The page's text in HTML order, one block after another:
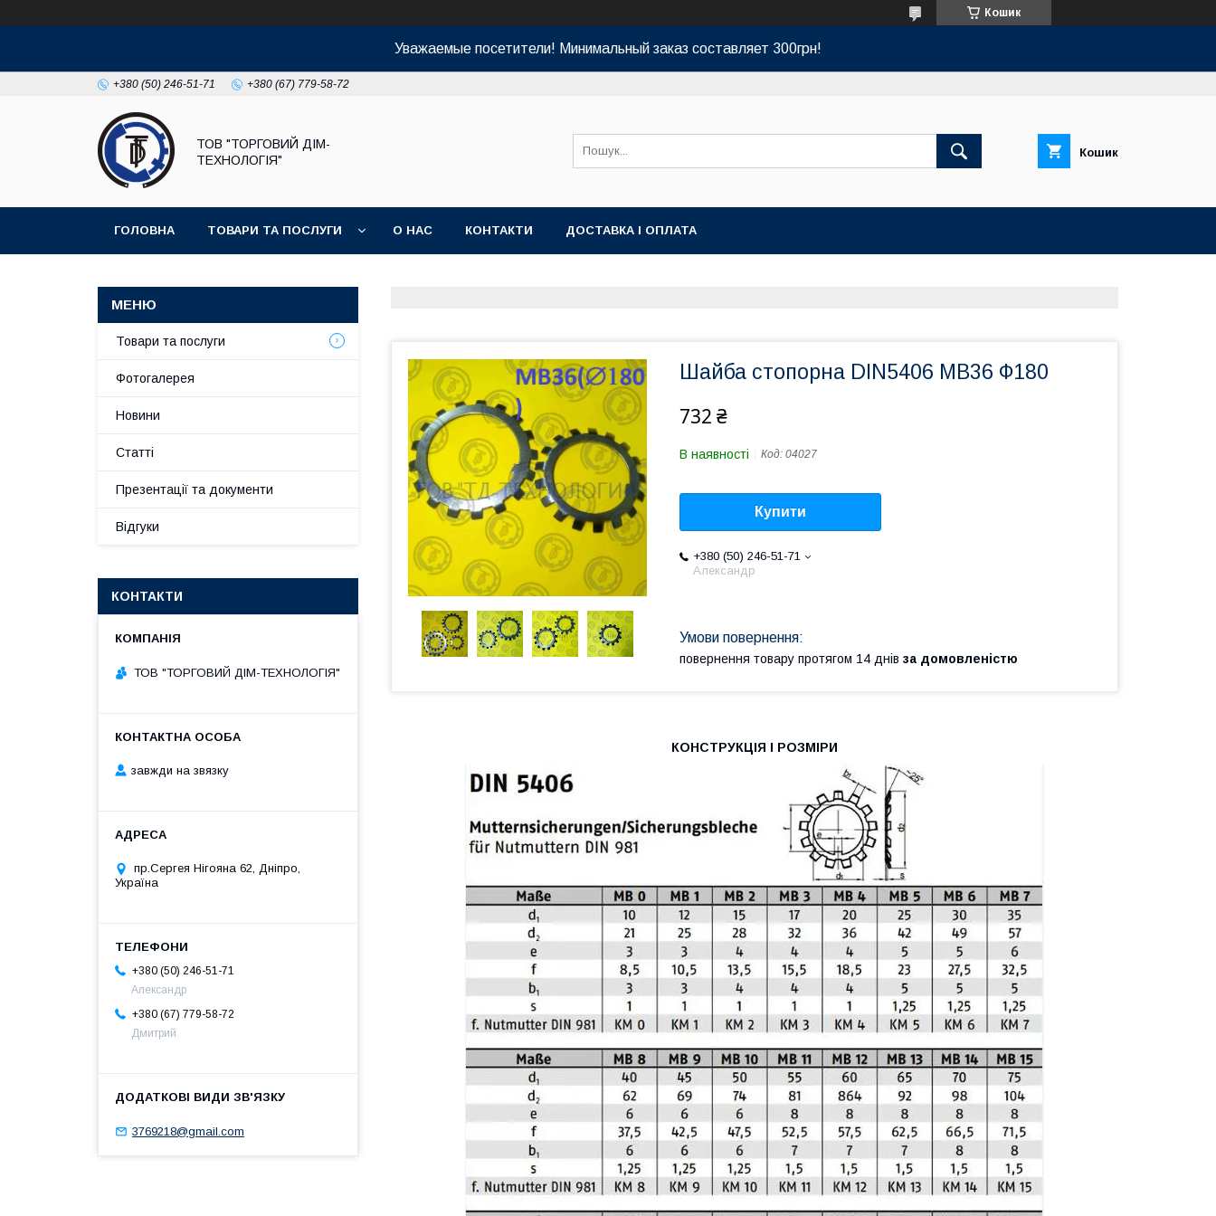
Кошик
Уважаемые посетители! Минимальный заказ составляет 300грн!
+380 (50) 246-51-71 +380 (67) 779-58-72
ТОВ "ТОРГОВИЙ ДІМ-
ТЕХНОЛОГІЯ"
Кошик
ГОЛОВНА ТОВАРИ ТА ПОСЛУГИ О НАС КОНТАКТИ ДОСТАВКА І ОПЛАТА
Шайба стопорна DIN5406 MB36 Ф180
732 ₴
В наявності Код: 04027
Купити
+380 (50) 246-51-71
Александр
повернення товару протягом 14 днів за домовленістю
КОНСТРУКЦІЯ І РОЗМІРИ
Товари та послуги
Фотогалерея
Новини
Статті
Презентації та документи
Відгуки
КОНТАКТИ
ТОВ "ТОРГОВИЙ ДІМ-ТЕХНОЛОГІЯ"
завжди на звязку
пр.Сергея Нігояна 62, Дніпро,
Україна
+380 (50) 246-51-71
Александр
+380 (67) 779-58-72
Дмитрий
3769218@gmail.com